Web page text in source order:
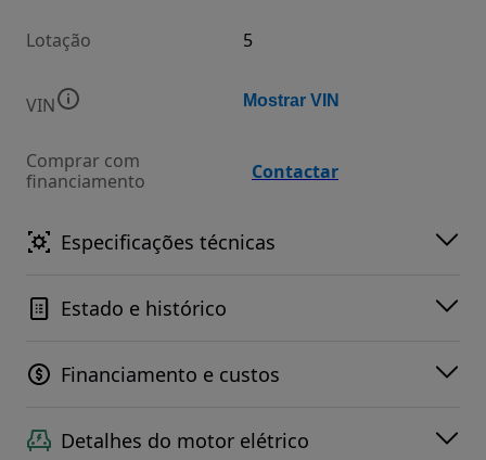
Lotação 5
VIN Mostrar VIN
Comprar com
financiamento
Contactar
Especificações técnicas
Estado e histórico
Financiamento e custos
Detalhes do motor elétrico